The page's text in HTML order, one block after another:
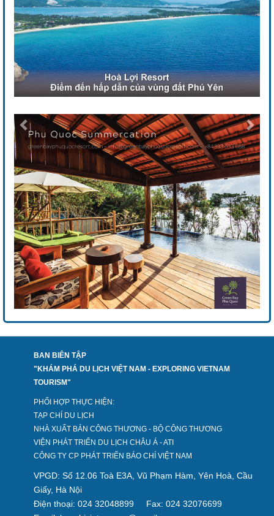
BAN BIÊN TẬP
"KHÁM PHÁ DU LỊCH VIỆT NAM - EXPLORING VIETNAM
TOURISM"
PHỐI HỢP THỰC HIỆN:
TẠP CHÍ DU LỊCH
NHÀ XUẤT BẢN CÔNG THƯƠNG - BỘ CÔNG THƯƠNG
VIỆN PHÁT TRIỂN DU LỊCH CHÂU Á - ATI
CÔNG TY CP PHÁT TRIỂN BÁO CHÍ VIỆT NAM
VPGD: Số 12.06 Toà E3A, Vũ Phạm Hàm, Yên Hoà, Cầu
Giấy, Hà Nội
Điện thoại: 024 32048899
Fax: 024 32076699